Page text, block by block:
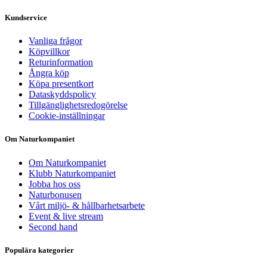
Kundservice
Vanliga frågor
Köpvillkor
Returinformation
Ångra köp
Köpa presentkort
Dataskyddspolicy
Tillgänglighetsredogörelse
Cookie-inställningar
Om Naturkompaniet
Om Naturkompaniet
Klubb Naturkompaniet
Jobba hos oss
Naturbonusen
Vårt miljö- & hållbarhetsarbete
Event & live stream
Second hand
Populära kategorier